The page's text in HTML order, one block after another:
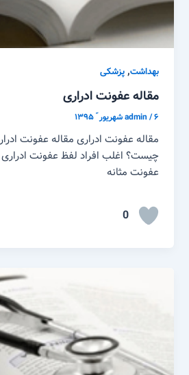
بهداشت,پزشکی
مقاله عفونت ادراری
admin/۶ شهریور ّ ۱۳۹۵
مقاله عفونت ادراری مقاله عفونت
چیست؟ اغلب افراد لفظ عفونت
عفونت مثانه
0